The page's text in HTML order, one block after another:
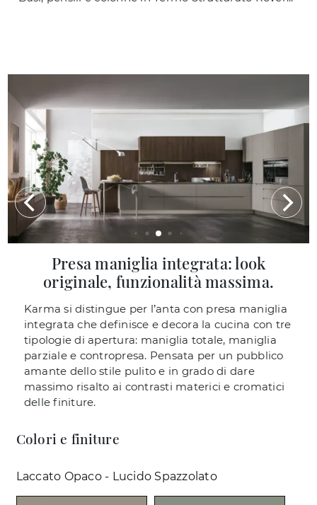
Presa maniglia integrata: look
originale, funzionalità massima.
Karma si distingue per l’anta con presa maniglia
integrata che definisce e decora la cucina con tre
tipologie di apertura: maniglia totale, maniglia
parziale e contropresa. Pensata per un pubblico
amante dello stile pulito e in grado di dare
massimo risalto ai contrasti materici e cromatici
delle finiture.
Colori e finiture
Laccato Opaco - Lucido Spazzolato